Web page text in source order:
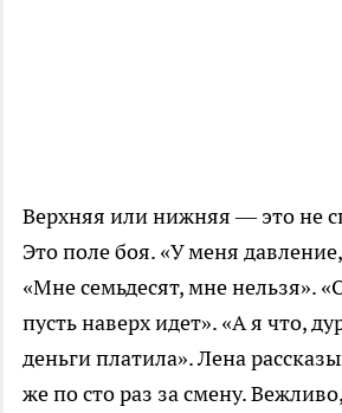
Верхняя или нижняя — это не
Это поле боя. «У меня
«Мне семьдесят, мне нельзя».
пусть наверх идет». «А я что,
деньги платила». Лена
же по сто раз за смену.